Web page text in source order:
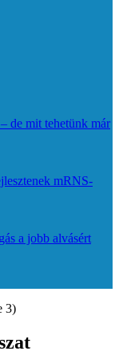
de mit tehetünk már
mRNS-
a jobb alvásért
3)